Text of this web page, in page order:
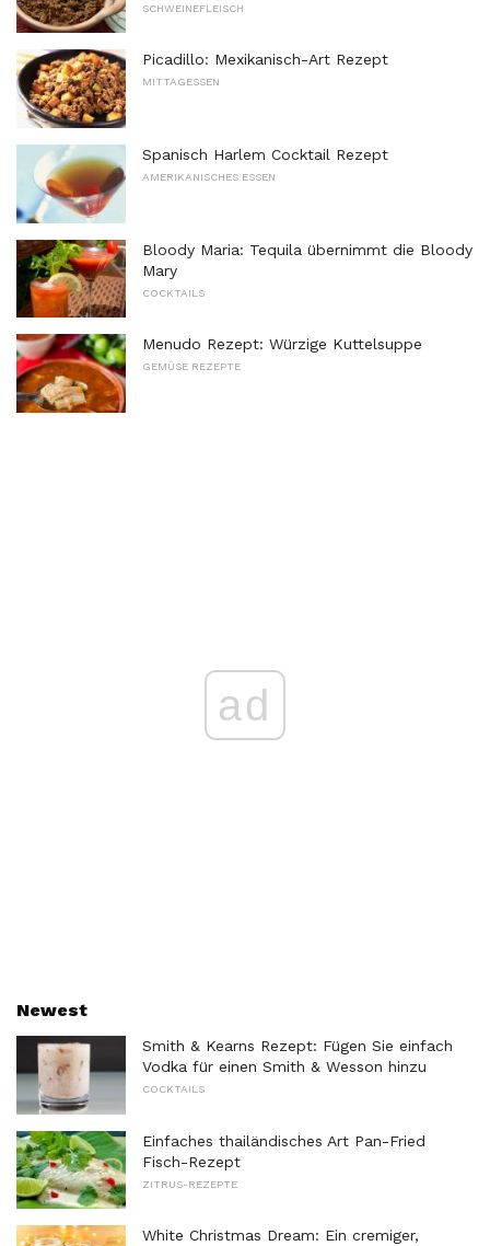
SCHWEINEFLEISCH
Picadillo: Mexikanisch-Art Rezept
MITTAGESSEN
Spanisch Harlem Cocktail Rezept
AMERIKANISCHES ESSEN
Bloody Maria: Tequila übernimmt die Bloody
Mary
COCKTAILS
Menudo Rezept: Würzige Kuttelsuppe
GEMÜSE REZEPTE
ad
Newest
Smith & Kearns Rezept: Fügen Sie einfach
Vodka für einen Smith & Wesson hinzu
COCKTAILS
Einfaches thailändisches Art Pan-Fried
Fisch-Rezept
ZITRUS-REZEPTE
White Christmas Dream: Ein cremiger,